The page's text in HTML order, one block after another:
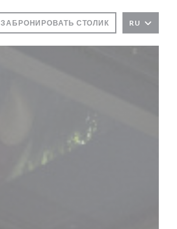
ЗАБРОНИРОВАТЬ СТОЛИК RU